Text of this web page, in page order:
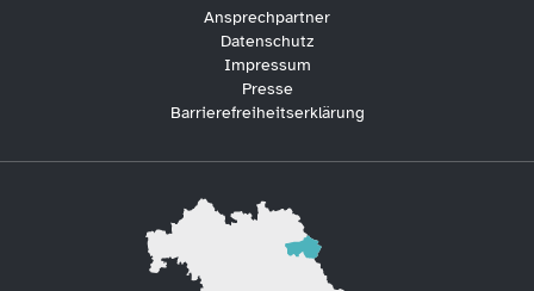
Ansprechpartner
Datenschutz
Impressum
Presse
Barrierefreiheitserklärung